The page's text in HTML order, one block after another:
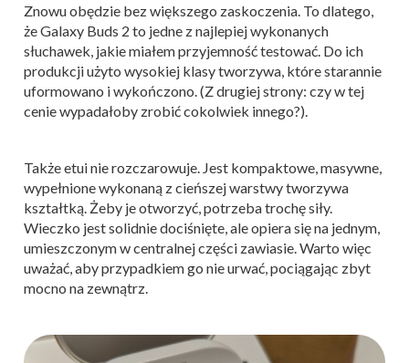
Znowu obędzie bez większego zaskoczenia. To dlatego,
że Galaxy Buds 2 to jedne z najlepiej wykonanych
słuchawek, jakie miałem przyjemność testować. Do ich
produkcji użyto wysokiej klasy tworzywa, które starannie
uformowano i wykończono. (Z drugiej strony: czy w tej
cenie wypadałoby zrobić cokolwiek innego?).
Także etui nie rozczarowuje. Jest kompaktowe, masywne,
wypełnione wykonaną z cieńszej warstwy tworzywa
kształtką. Żeby je otworzyć, potrzeba trochę siły.
Wieczko jest solidnie dociśnięte, ale opiera się na jednym,
umieszczonym w centralnej części zawiasie. Warto więc
uważać, aby przypadkiem go nie urwać, pociągając zbyt
mocno na zewnątrz.